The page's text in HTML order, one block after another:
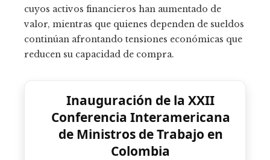
cuyos activos financieros han aumentado de
valor, mientras que quienes dependen de sueldos
continúan afrontando tensiones económicas que
reducen su capacidad de compra.
Inauguración de la XXII
Conferencia Interamericana
de Ministros de Trabajo en
Colombia